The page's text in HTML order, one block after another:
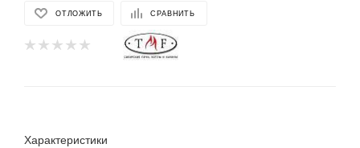
ОТЛОЖИТЬ СРАВНИТЬ
Характеристики